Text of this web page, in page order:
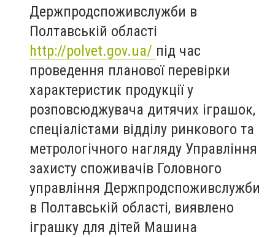
Держпродспоживслужби в
Полтавській області
http://polvet.gov.ua/ під час
проведення планової перевірки
характеристик продукції у
розповсюджувача дитячих іграшок,
спеціалістами відділу ринкового та
метрологічного нагляду Управління
захисту споживачів Головного
управління Держпродспоживслужби
в Полтавській області, виявлено
іграшку для дітей Машина